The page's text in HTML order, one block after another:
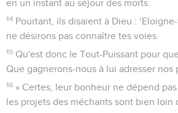
en un instant au séjour des morts.
14 Pourtant, ils disaient à Dieu :
ne désirons pas connaître tes voies.
15 Qu'est donc le Tout-Puissant pour
Que gagnerons-nous à lui adresser nos
16 » Certes, leur bonheur ne dépend pas
les projets des méchants sont bien loin